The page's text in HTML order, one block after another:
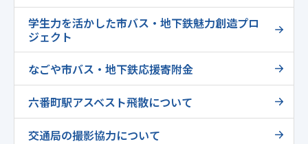
学生力を活かした市バス・地下鉄魅力創造プロ
ジェクト
なごや市バス・地下鉄応援寄附金
六番町駅アスベスト飛散について
交通局の撮影協力について